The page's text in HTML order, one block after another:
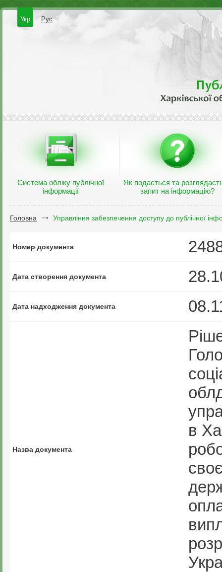
Укр Рус
Система обліку публічної
інформації
Як подається та
запит на інформацію?
Головна Управління забезпечення доступу до публічної
Номер документа
Дата створення документа
Дата надходження документа
Назва документа
в